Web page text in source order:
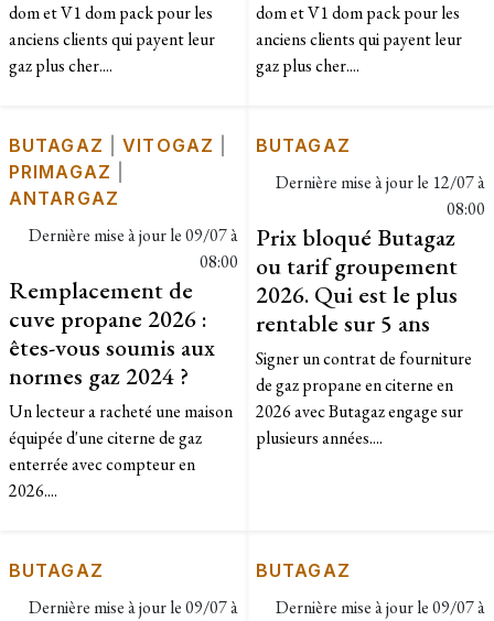
dom et V1 dom pack pour les
anciens clients qui payent leur
gaz plus cher....
dom et V1 dom pack pour les
anciens clients qui payent leur
gaz plus cher....
BUTAGAZ |VITOGAZ
PRIMAGAZ
ANTARGAZ
Dernière mise à jour le09/07 à
08:00
Remplacement de
cuve propane 2026 :
êtes-vous soumis aux
normes gaz 2024 ?
Un lecteur a racheté une maison
équipée d'une citerne de gaz
enterrée avec compteur en
2026....
BUTAGAZ
Dernière mise à jour le 12/07 à
08:00
Prix bloqué Butagaz
ou tarif groupement
2026. Qui est le plus
rentable sur 5 ans
Signer un contrat de fourniture
de gaz propane en citerne en
2026 avec Butagaz engage sur
plusieurs années....
BUTAGAZ
Dernière mise à jour le09/07 à
BUTAGAZ
Dernière mise à jour le09/07 à